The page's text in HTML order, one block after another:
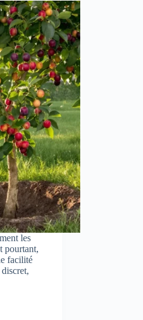
les
pourtant,
facilité